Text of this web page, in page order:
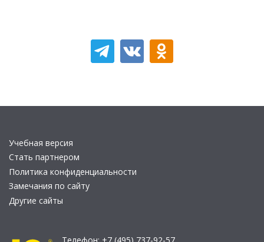
Учебная версия
Стать партнером
Политика конфиденциальности
Замечания по сайту
Другие сайты